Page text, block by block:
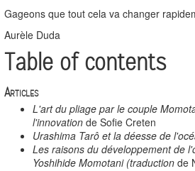
Gageons que tout cela va changer
Aurèle Duda
Table of contents
Articles
L'art du pliage par le couple
l'innovation de Sofie Creten
Urashima Tarô et la déesse de
Les raisons du développement de
Yoshihide Momotani (traduction de